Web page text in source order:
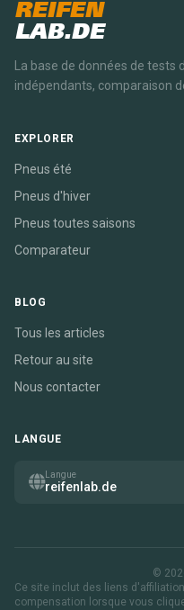
REIFEN
LAB.DE
La base de données de
indépendants, comparaison
EXPLORER
Pneus été
Pneus d'hiver
Pneus toutes saisons
Comparateur
BLOG
Tous les articles
Retour au site
Nous contacter
LANGUE
Langue
reifenlab.de
©
Ce site inclut des liens
compensation lorsque vous